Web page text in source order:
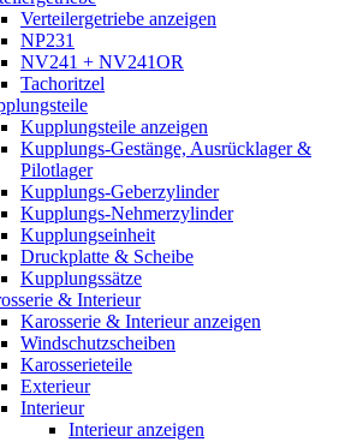
Verteilergetriebe anzeigen
NP231
NV241 + NV241OR
Tachoritzel
Kupplungsteile anzeigen
Kupplungs-Gestänge, Ausrücklager &
Pilotlager
Kupplungs-Geberzylinder
Kupplungs-Nehmerzylinder
Kupplungseinheit
Druckplatte & Scheibe
Kupplungssätze
& Interieur
Karosserie & Interieur anzeigen
Windschutzscheiben
Karosserieteile
Exterieur
Interieur
Interieur anzeigen